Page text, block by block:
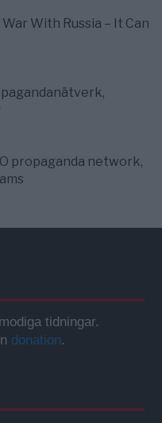
With Russia – It Can
propaganda network,
tidningar.
donation.